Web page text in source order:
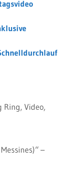
Ring, Video,
–